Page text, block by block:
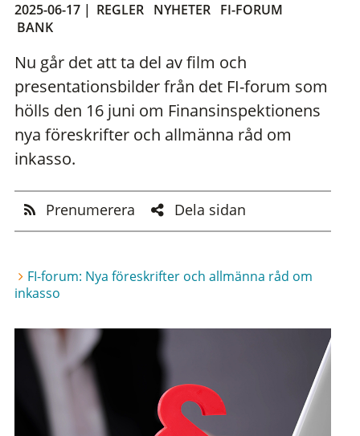
2025-06-17 | REGLER NYHETER FI-FORUM
BANK
Nu går det att ta del av film och
presentationsbilder från det FI-forum som
hölls den 16 juni om Finansinspektionens
nya föreskrifter och allmänna råd om
inkasso.
Prenumerera Dela sidan
FI-forum: Nya föreskrifter och allmänna råd om
inkasso